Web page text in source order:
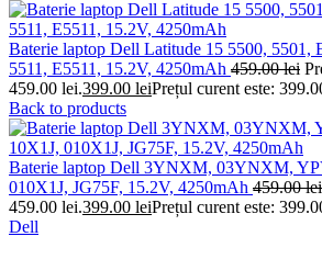
Baterie laptop Dell Latitude 15 5500, 5501,
5511, E5511, 15.2V, 4250mAh 459.00lei
459.00 lei.399.00 leiPrețul curent este:
Back to products
Baterie laptop Dell 3YNXM, 03YNXM,
010X1J, JG75F, 15.2V, 4250mAh 459.00lei
459.00 lei.399.00 leiPrețul curent este:
Dell